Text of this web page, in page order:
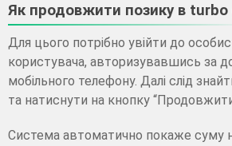
Як продовжити позику в turbo
Для цього потрібно увійти до
користувача, авторизувавшись за
мобільного телефону. Далі слід
та натиснути на кнопку
Система автоматично покаже суму